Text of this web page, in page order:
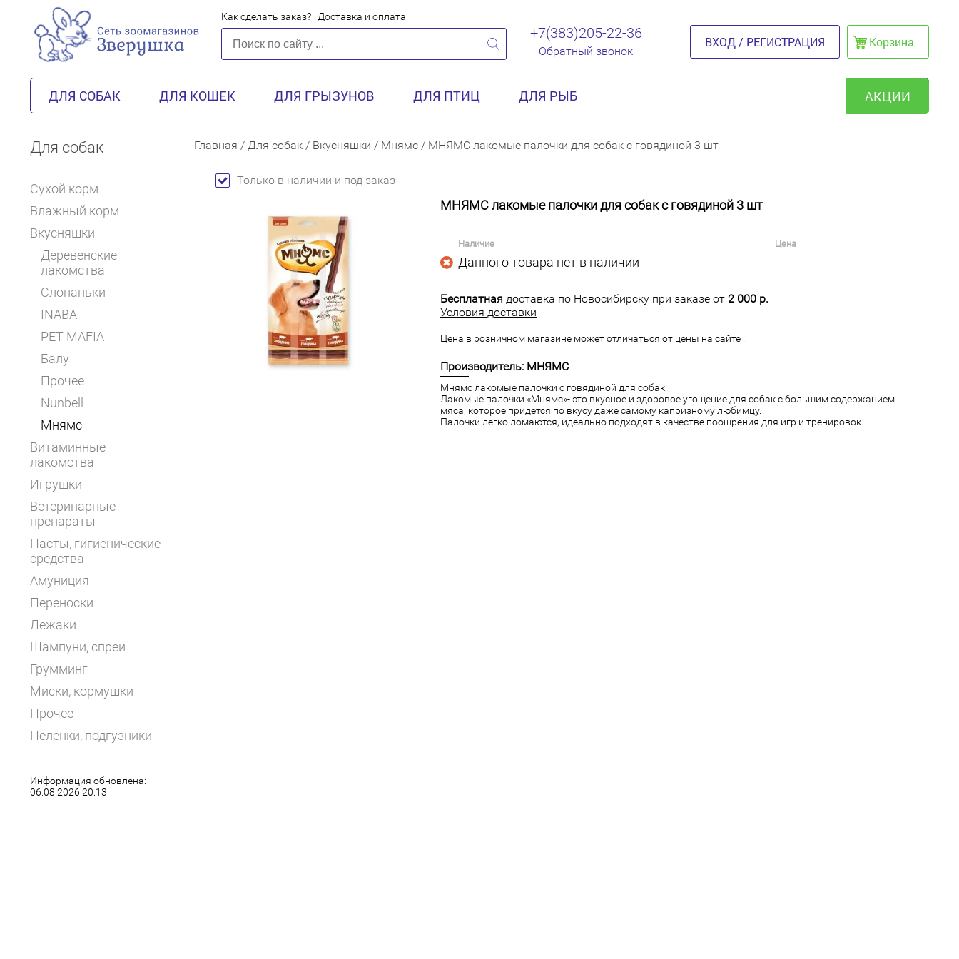
Как сделать заказ? Доставка и оплата
+7(383)205-22-36
Обратный звонок
ВХОД / РЕГИСТРАЦИЯ Корзина
ДЛЯ СОБАК ДЛЯ КОШЕК ДЛЯ ГРЫЗУНОВ ДЛЯ ПТИЦ ДЛЯ РЫБ АКЦИИ
Для собак
Сухой корм
Влажный корм
Вкусняшки
Деревенские
лакомства
Слопаньки
INABA
PET MAFIA
Балу
Прочее
Nunbell
Мнямс
Витаминные
лакомства
Игрушки
Ветеринарные
препараты
Пасты, гигиенические
средства
Амуниция
Переноски
Лежаки
Шампуни, спреи
Грумминг
Миски, кормушки
Прочее
Пеленки, подгузники
Информация обновлена:
06.08.2026 20:13
Главная / Для собак / Вкусняшки / Мнямс / МНЯМС лакомые палочки для собак с говядиной 3 шт
Только в наличии и под заказ
МНЯМС лакомые палочки для собак с говядиной 3 шт
Наличие Цена
Данного товара нет в наличии
Бесплатная доставка по Новосибирску при заказе от 2 000 р.
Условия доставки
Цена в розничном магазине может отличаться от цены на сайте !
Производитель: МНЯМС
Мнямс лакомые палочки с говядиной для собак.
Лакомые палочки «Мнямс»- это вкусное и здоровое угощение для собак с большим содержанием
мяса, которое придется по вкусу даже самому капризному любимцу.
Палочки легко ломаются, идеально подходят в качестве поощрения для игр и тренировок.